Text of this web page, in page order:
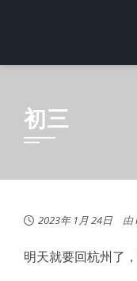
初三
2023年 1月 24日 由
明天就要回杭州了